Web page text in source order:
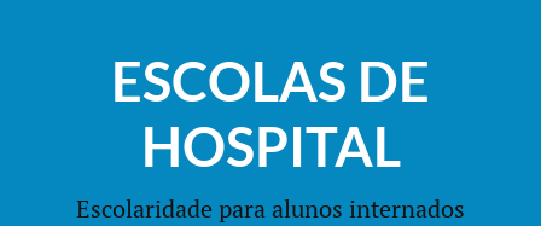
ESCOLAS DE
HOSPITAL
Escolaridade para alunos internados